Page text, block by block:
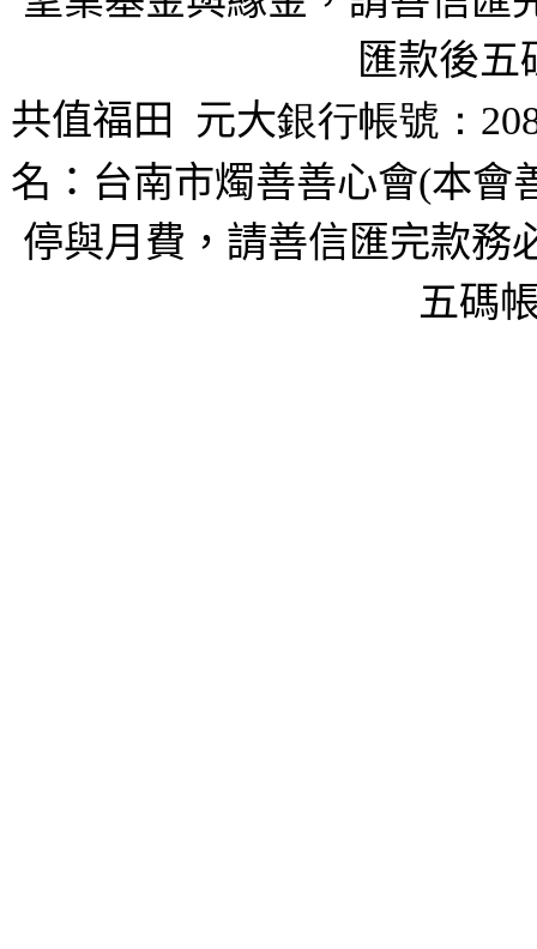
匯款後五
共值福田
元大銀行帳號：
名：台南市燭善善心會(本會
停與月費，請善信匯完款務
五碼